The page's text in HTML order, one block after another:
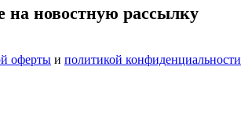
на новостную рассылку
оферты и политикой конфиденциальности